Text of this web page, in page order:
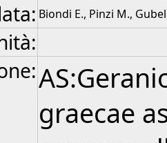
Biondi E., Pinzi M.,
graecae